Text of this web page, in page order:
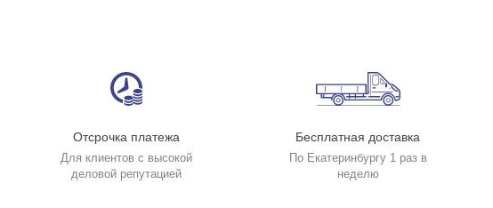
Отсрочка платежа
Для клиентов с высокой
деловой репутацией
Бесплатная доставка
По Екатеринбургу 1 раз в
неделю